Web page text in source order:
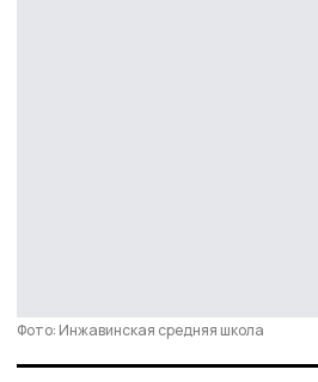
Фото: Инжавинская средняя школа